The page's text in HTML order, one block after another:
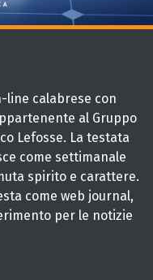
line calabrese con
al Gruppo
Lefosse. La testata
come settimanale
spirito e carattere.
come web journal,
per le notizie